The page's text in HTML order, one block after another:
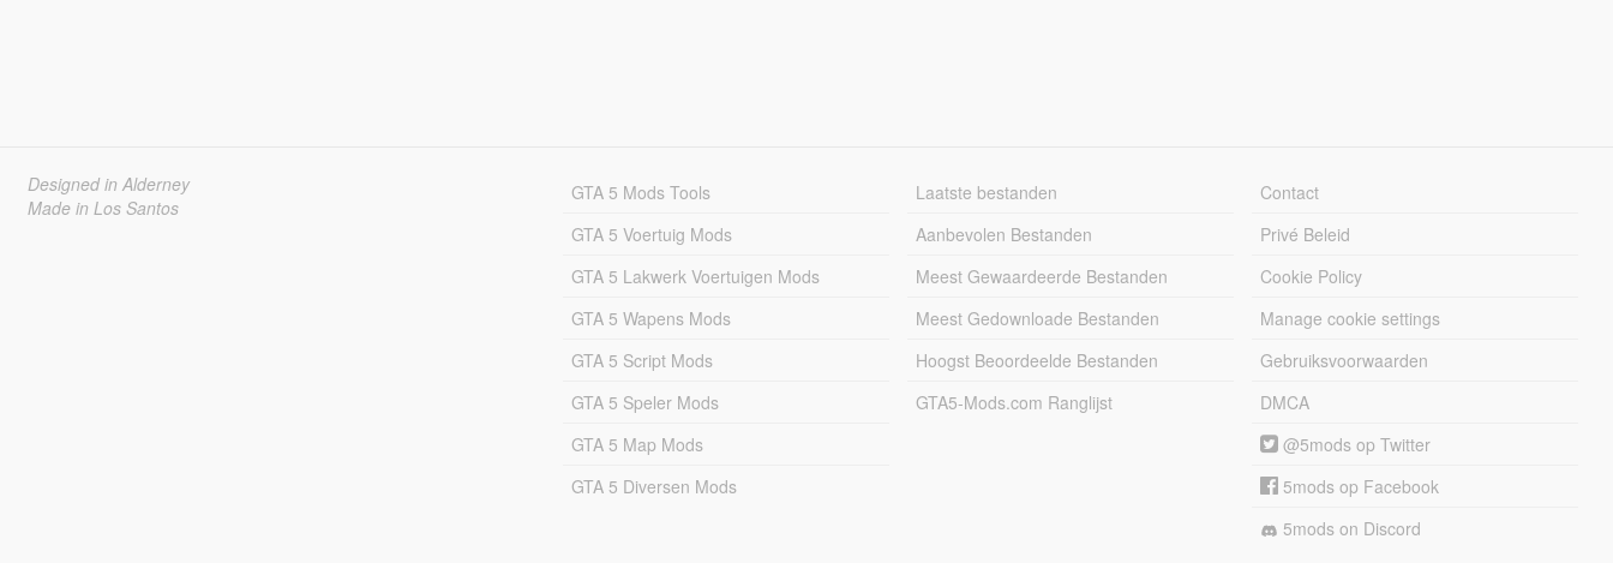
Designed in Alderney
Made in Los Santos
GTA 5 Mods Tools
GTA 5 Voertuig Mods
GTA 5 Lakwerk Voertuigen Mods
GTA 5 Wapens Mods
GTA 5 Script Mods
GTA 5 Speler Mods
GTA 5 Map Mods
GTA 5 Diversen Mods
Laatste bestanden
Aanbevolen Bestanden
Meest Gewaardeerde Bestanden
Meest Gedownloade Bestanden
Hoogst Beoordeelde Bestanden
GTA5-Mods.com Ranglijst
Contact
Privé Beleid
Cookie Policy
Manage cookie settings
Gebruiksvoorwaarden
DMCA
@5mods op Twitter
5mods op Facebook
5mods on Discord